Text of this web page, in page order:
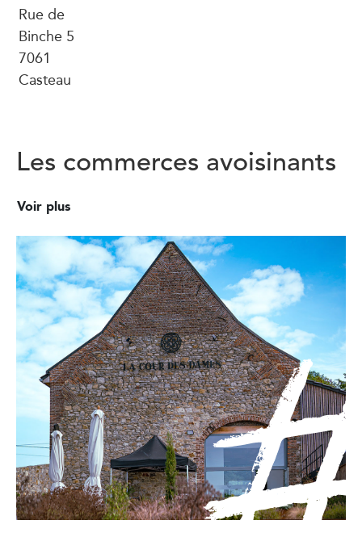
Rue de
Binche 5
7061
Casteau
Les commerces avoisinants
Voir plus